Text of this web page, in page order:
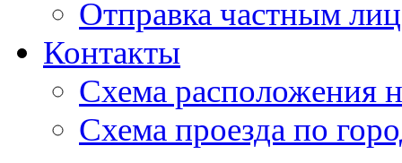
Отправка частным
Контакты
Схема расположения
Схема проезда по